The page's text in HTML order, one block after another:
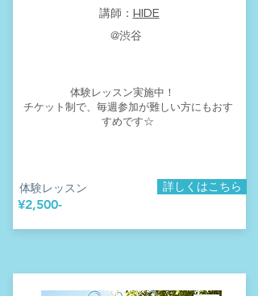
​講師： HIDE
​@渋谷
体験レッスン実施中！​
チケット制で、 毎週参加が難しい方にもおす
すめです☆
​体験レッスン
​¥2,500-
詳しくはこちら